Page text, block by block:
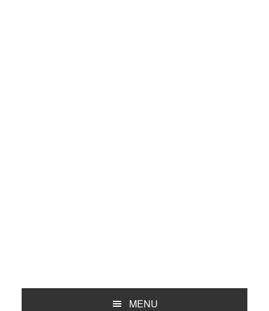
MENU